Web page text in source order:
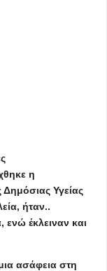
η
Δημόσιας Υγείας
ήταν..
ενώ έκλειναν και
ασάφεια στη